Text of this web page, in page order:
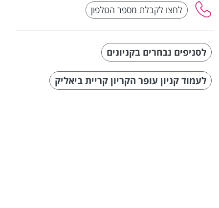
לסניפים נבחרים בקניונים
לעמוד קניון עופר הקריון קריית ביאליק